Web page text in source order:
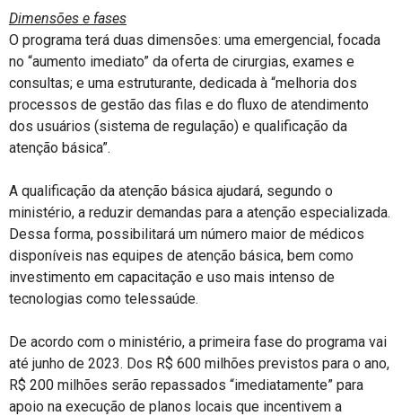
Dimensões e fases
O programa terá duas dimensões: uma emergencial, focada
no “aumento imediato” da oferta de cirurgias, exames e
consultas; e uma estruturante, dedicada à “melhoria dos
processos de gestão das filas e do fluxo de atendimento
dos usuários (sistema de regulação) e qualificação da
atenção básica”.
A qualificação da atenção básica ajudará, segundo o
ministério, a reduzir demandas para a atenção especializada.
Dessa forma, possibilitará um número maior de médicos
disponíveis nas equipes de atenção básica, bem como
investimento em capacitação e uso mais intenso de
tecnologias como telessaúde.
De acordo com o ministério, a primeira fase do programa vai
até junho de 2023. Dos R$ 600 milhões previstos para o ano,
R$ 200 milhões serão repassados “imediatamente” para
apoio na execução de planos locais que incentivem a